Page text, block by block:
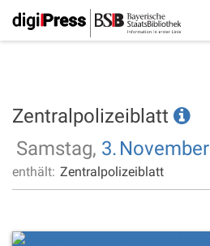
Zentralpolizeiblatt
Samstag, 3. November
enthält: Zentralpolizeiblatt